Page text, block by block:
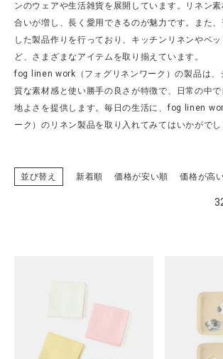
CATEGORY
ナチュラル服
全ての商品
ンのウェアや生活雑貨を展開しています。リネン
合いが増し、長く愛用できるのが魅力です。また
した製品作りを行っており、キッチンリネンやベ
ど、さまざまなアイテムを取り揃えています。
fog linen work（フォグリネンワーク）の製品は、
質な素材感と使い勝手の良さが特徴で、日常の中
地よさを提供します。毎日の生活に、fog linen
ーク）のリネン製品を取り入れてみてはいかがでし
並び替え 新着順 価格が安い順 価格が高